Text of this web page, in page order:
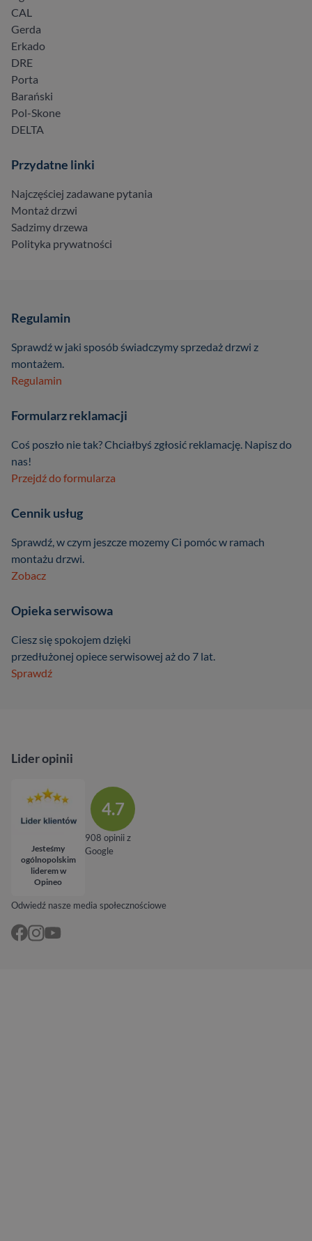
CAL
Gerda
Erkado
DRE
Porta
Barański
Pol-Skone
DELTA
Przydatne linki
Najczęściej zadawane pytania
Montaż drzwi
Sadzimy drzewa
Polityka prywatności
Regulamin
Sprawdź w jaki sposób świadczymy sprzedaż drzwi z
montażem.
Regulamin
Formularz reklamacji
Coś poszło nie tak? Chciałbyś zgłosić reklamację. Napisz do
nas!
Przejdź do formularza
Cennik usług
Sprawdź, w czym jeszcze mozemy Ci pomóc w ramach
montażu drzwi.
Zobacz
Opieka serwisowa
Ciesz się spokojem dzięki
przedłużonej opiece serwisowej aż do 7 lat.
Sprawdź
Odwiedź nasze media społecznościowe
Lider opinii
Jesteśmy
ogólnopolskim
liderem w
Opineo
4.7
908 opinii z
Google